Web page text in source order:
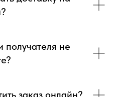
получателя не
заказ онлайн?